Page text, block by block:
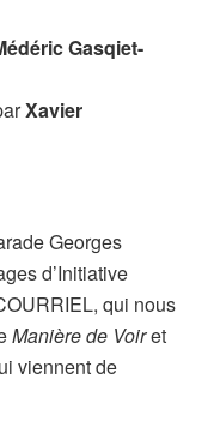
Gasqiet-
Xavier
Georges
d’Initiative
qui nous
Manière de Voiret
viennent de